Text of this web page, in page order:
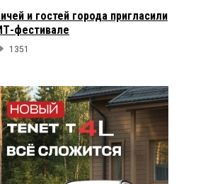
и гостей города пригласили
фестивале
1351